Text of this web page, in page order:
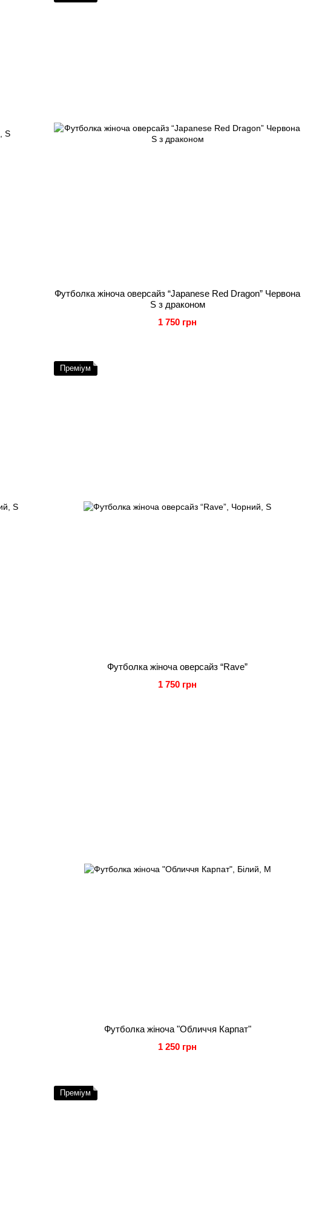
Футболка жіноча оверсайз “Japanese Red Dragon” Червона
S з драконом
1 750 грн
Преміум
Футболка жіноча оверсайз “Rave”
1 750 грн
Футболка жіноча "Обличчя Карпат"
1 250 грн
Преміум